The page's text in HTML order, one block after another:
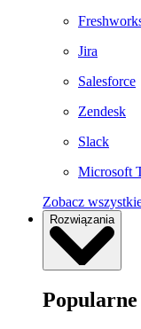
Jira
Salesforce
Zendesk
Slack
Microsoft
Zobacz
Rozwiązania